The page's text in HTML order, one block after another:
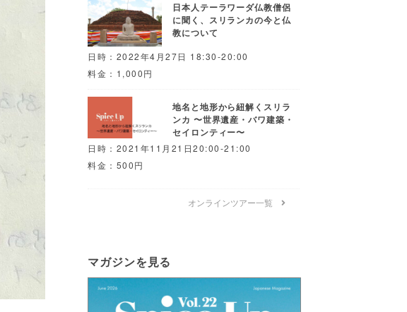
日本人テーラワーダ仏教僧侶
に聞く、スリランカの今と仏
教について
日時：2022年4月27日 18:30-20:00
料金：1,000円
地名と地形から紐解くスリラ
ンカ 〜世界遺産・バワ建築・
セイロンティー〜
日時：2021年11月21日20:00-21:00
料金：500円
オンラインツアー一覧
マガジンを見る